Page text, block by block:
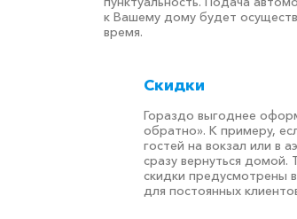
к Вашему дому будет
время.
Скидки
Гораздо выгоднее
обратно». К примеру,
гостей на вокзал или в
сразу вернуться домой.
скидки предусмотрены
для постоянных